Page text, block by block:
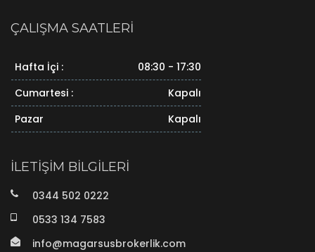
ÇALIŞMA SAATLERI
Hafta İçi :
08:30 - 17:30
Cumartesi :
Kapalı
Pazar
Kapalı
İLETIŞIM BILGILERI
0344 502 0222
0533 134 7583
info@magarsusbrokerlik.com